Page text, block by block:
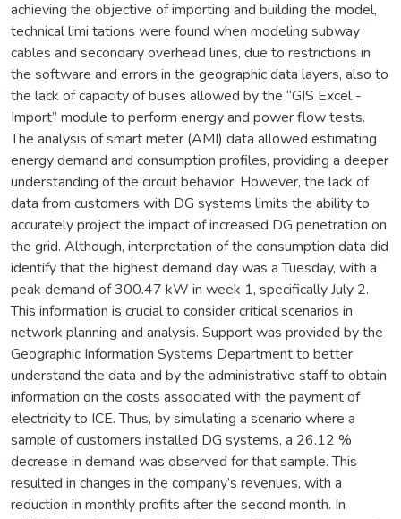
achieving the objective of importing and building the model,
technical limi tations were found when modeling subway
cables and secondary overhead lines, due to restrictions in
the software and errors in the geographic data layers, also to
the lack of capacity of buses allowed by the “GIS Excel -
Import” module to perform energy and power flow tests.
The analysis of smart meter (AMI) data allowed estimating
energy demand and consumption profiles, providing a deeper
understanding of the circuit behavior. However, the lack of
data from customers with DG systems limits the ability to
accurately project the impact of increased DG penetration on
the grid. Although, interpretation of the consumption data did
identify that the highest demand day was a Tuesday, with a
peak demand of 300.47 kW in week 1, specifically July 2.
This information is crucial to consider critical scenarios in
network planning and analysis. Support was provided by the
Geographic Information Systems Department to better
understand the data and by the administrative staff to obtain
information on the costs associated with the payment of
electricity to ICE. Thus, by simulating a scenario where a
sample of customers installed DG systems, a 26.12 %
decrease in demand was observed for that sample. This
resulted in changes in the company’s revenues, with a
reduction in monthly profits after the second month. In